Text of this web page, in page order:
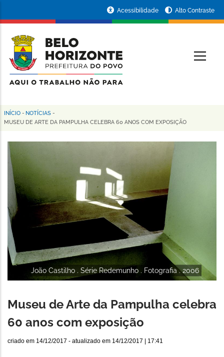
conteúdo
principal
da
Prefeitura
de
Horizonte
Acessibilidade Alto Contraste
Trilha
navegação
INÍCIO - NOTÍCIAS -
MUSEU DE ARTE DA PAMPULHA CELEBRA 60 ANOS COM EXPOSIÇÃO
João Castilho . Série Redemunho . Fotografia . 2006
Museu de Arte da Pampulha celebra
60 anos com exposição
criado em 14/12/2017 - atualizado em 14/12/2017 | 17:41